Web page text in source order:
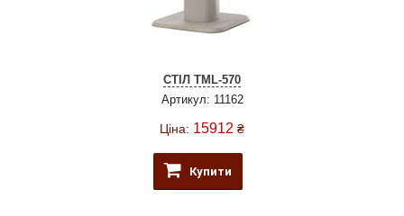
СТІЛ ТМL-570
Артикул: 11162
Ціна: 15912 ₴
Купити